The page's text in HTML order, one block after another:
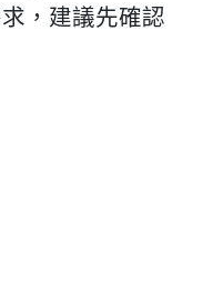
，建議先確認